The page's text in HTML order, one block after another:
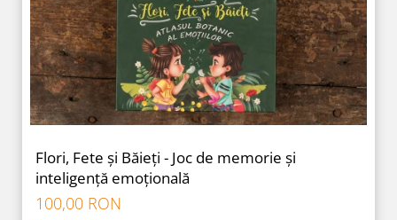
Flori, Fete și Băieți - Joc de memorie și
inteligență emoțională
100,00 RON